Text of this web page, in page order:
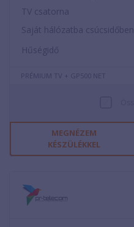
TV csatorna
Saját hálózatba csúcsidőben
Hűségidő
PRÉMIUM TV + GP500 NET
MEGNÉZEM
KÉSZÜLÉKKEL